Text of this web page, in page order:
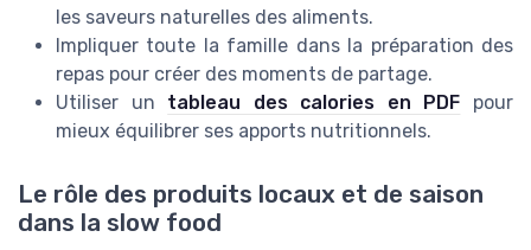
les saveurs naturelles des aliments.
Impliquer toute la famille dans la préparation des
repas pour créer des moments de partage.
Utiliser un tableau des calories en PDF pour
mieux équilibrer ses apports nutritionnels.
Le rôle des produits locaux et de saison
dans la slow food